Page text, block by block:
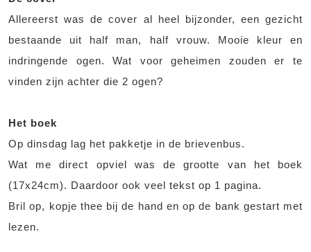
Allereerst was de cover al heel bijzonder, een gezicht
bestaande uit half man, half vrouw. Mooie kleur en
indringende ogen. Wat voor geheimen zouden er te
vinden zijn achter die 2 ogen?
Het boek
Op dinsdag lag het pakketje in de brievenbus.
Wat me direct opviel was de grootte van het boek
(17x24cm). Daardoor ook veel tekst op 1 pagina.
Bril op, kopje thee bij de hand en op de bank gestart met
lezen.